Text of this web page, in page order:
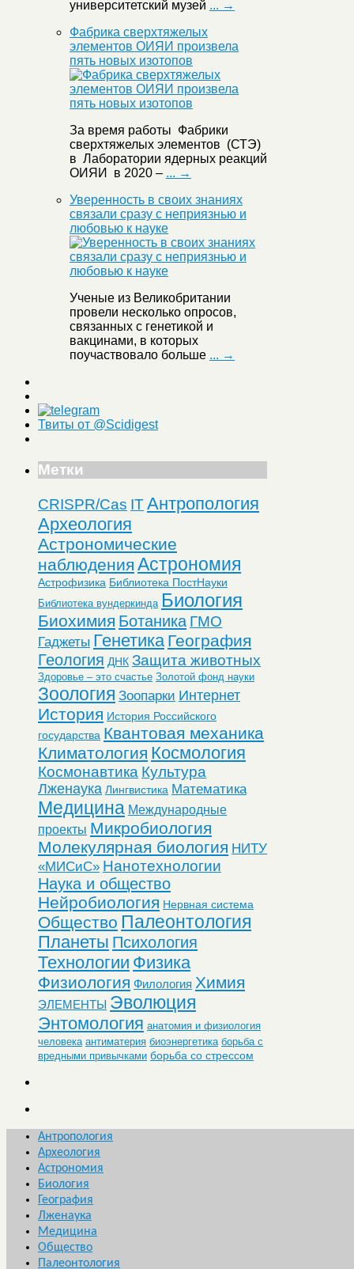
университетский музей ... →
Фабрика сверхтяжелых
элементов ОИЯИ произвела
пять новых изотопов
За время работы Фабрики
сверхтяжелых элементов (СТЭ)
в Лаборатории ядерных реакций
ОИЯИ в 2020 – ... →
Уверенность в своих знаниях
связали сразу с неприязнью и
любовью к науке
Ученые из Великобритании
провели несколько опросов,
связанных с генетикой и
вакцинами, в которых
поучаствовало больше ... →
Твиты от @Scidigest
Метки
CRISPR/Cas ITАнтропология
Археология
Астрономические
наблюдения Астрономия
Астрофизика Библиотека ПостНауки
Библиотека вундеркинда Биология
Биохимия Ботаника ГМО
Гаджеты Генетика География
Геология ДНК Защита животных
Здоровье – это счастье Золотой фонд науки
Зоология Зоопарки Интернет
История История Российского
государства Квантовая механика
Климатология Космология
Космонавтика Культура
Лженаука Лингвистика Математика
Медицина Международные
проекты Микробиология
Молекулярная биология НИТУ
«МИСиС» Нанотехнологии
Наука и общество
Нейробиология Нервная система
Общество Палеонтология
Планеты Психология
Технологии Физика
Физиология Филология Химия
ЭЛЕМЕНТЫ Эволюция
Энтомология анатомия и физиология
человека антиматерия биоэнергетика борьба с
вредными привычками борьба со стрессом
Антропология
Археология
Астрономия
Биология
География
Лженаука
Медицина
Общество
Палеонтология